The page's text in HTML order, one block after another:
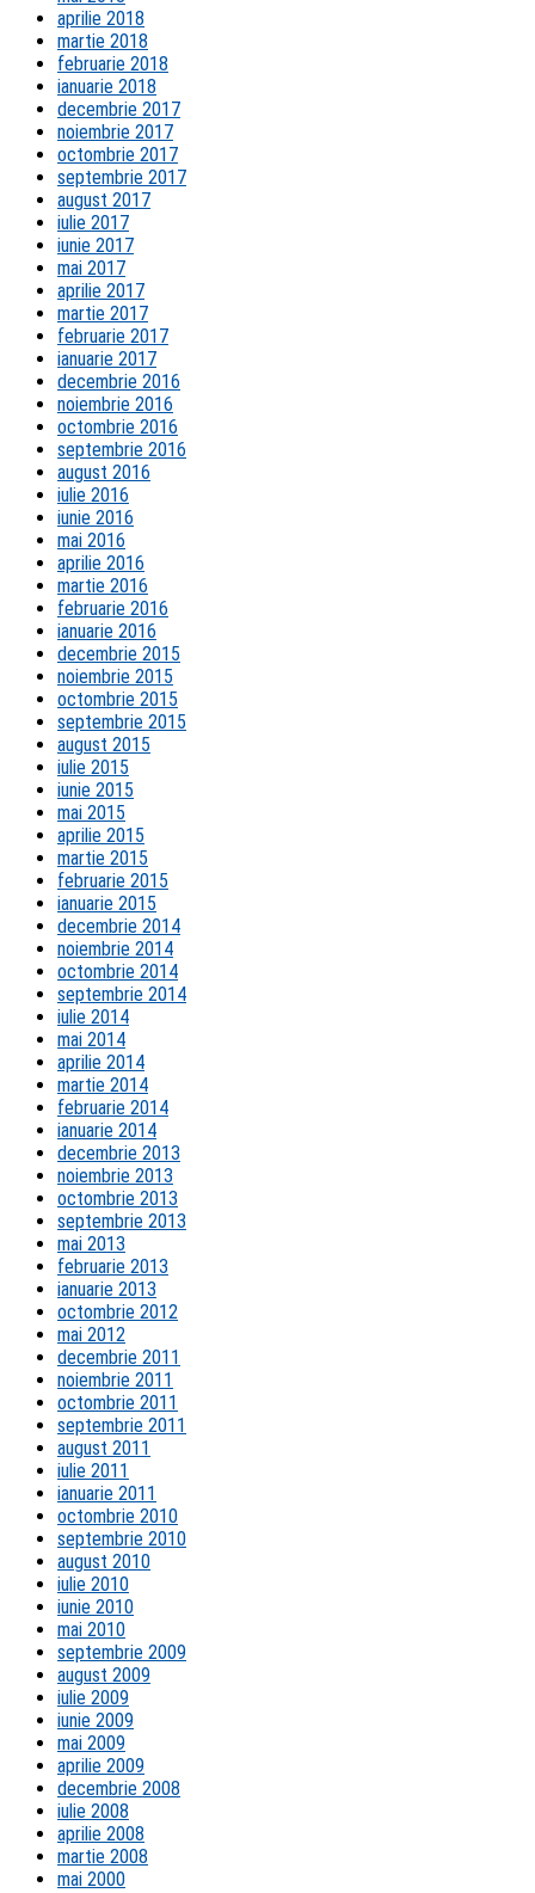
aprilie 2018
martie 2018
februarie 2018
ianuarie 2018
decembrie 2017
noiembrie 2017
octombrie 2017
septembrie 2017
august 2017
iulie 2017
iunie 2017
mai 2017
aprilie 2017
martie 2017
februarie 2017
ianuarie 2017
decembrie 2016
noiembrie 2016
octombrie 2016
septembrie 2016
august 2016
iulie 2016
iunie 2016
mai 2016
aprilie 2016
martie 2016
februarie 2016
ianuarie 2016
decembrie 2015
noiembrie 2015
octombrie 2015
septembrie 2015
august 2015
iulie 2015
iunie 2015
mai 2015
aprilie 2015
martie 2015
februarie 2015
ianuarie 2015
decembrie 2014
noiembrie 2014
octombrie 2014
septembrie 2014
iulie 2014
mai 2014
aprilie 2014
martie 2014
februarie 2014
ianuarie 2014
decembrie 2013
noiembrie 2013
octombrie 2013
septembrie 2013
mai 2013
februarie 2013
ianuarie 2013
octombrie 2012
mai 2012
decembrie 2011
noiembrie 2011
octombrie 2011
septembrie 2011
august 2011
iulie 2011
ianuarie 2011
octombrie 2010
septembrie 2010
august 2010
iulie 2010
iunie 2010
mai 2010
septembrie 2009
august 2009
iulie 2009
iunie 2009
mai 2009
aprilie 2009
decembrie 2008
iulie 2008
aprilie 2008
martie 2008
mai 2000